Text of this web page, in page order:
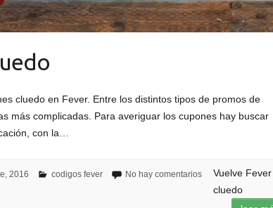
cluedo en Fever. Entre los distintos tipos de promos de
más complicadas. Para averiguar los cupones hay buscar
con la…
2016 codigos fever No hay comentarios
Vuelve Fever
cluedo